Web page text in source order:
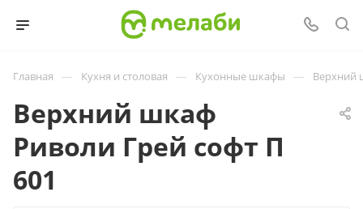
Главная — Кухня и столовая — Кухонные шкафы — Верхний
Верхний шкаф
Риволи Грей софт П
601